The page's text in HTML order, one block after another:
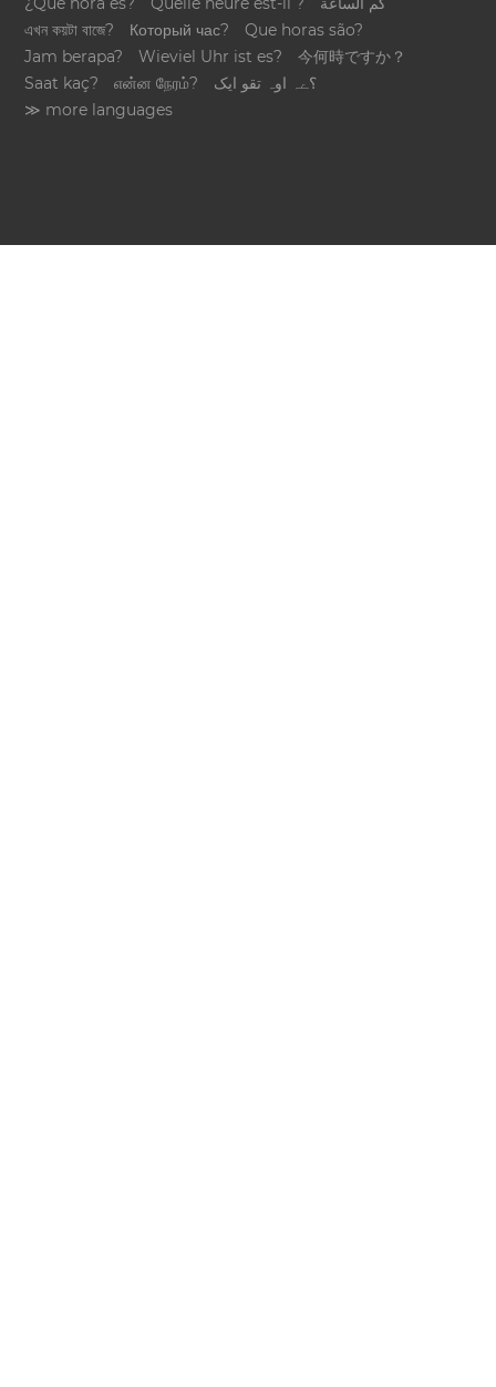
এখন কয়টা বাজে?
Который час?
Que horas são?
Jam berapa?
Wieviel Uhr ist es?
今何時ですか？
Saat kaç?
என்ன நேரம்?
؟ےہ اوہ تقو ایک
≫ more languages